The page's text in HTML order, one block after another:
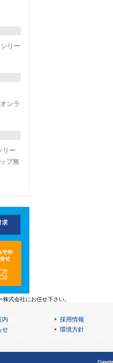
リー
ンラ
リー
プ無
式会社にお任せ下さい。
内 採用情報
せ
環境方針